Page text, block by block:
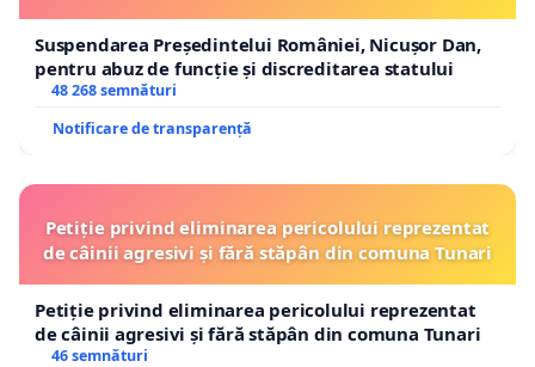
Suspendarea Președintelui României, Nicușor Dan,
pentru abuz de funcție și discreditarea statului
48 268 semnături
Notificare de transparență
Petiție privind eliminarea pericolului reprezentat
de câinii agresivi și fără stăpân din comuna Tunari
Petiție privind eliminarea pericolului reprezentat
de câinii agresivi și fără stăpân din comuna Tunari
46 semnături